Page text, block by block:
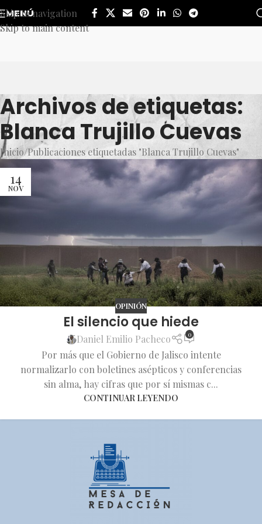
Skip to navigation
Skip to main content
MENÚ
Archivos de etiquetas:
Blanca Trujillo Cuevas
Inicio Publicaciones etiquetadas "Blanca Trujillo Cuevas"
14
NOV
OPINIÓN
El silencio que hiede
Daniel Emilio Pacheco 0
Por más que el Gobierno de Jalisco intente
normalizarlo con boletines asépticos y conferencias
sin alma, hay cifras que por sí mismas c...
CONTINUAR LEYENDO